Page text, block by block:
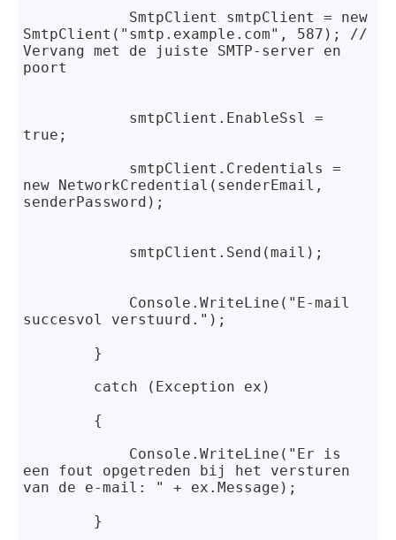
SmtpClient smtpClient = new
SmtpClient("smtp.example.com", 587); //
Vervang met de juiste SMTP-server en
poort
smtpClient.EnableSsl =
true;
new NetworkCredential(senderEmail,
senderPassword);
            smtpClient.Send(mail);
succesvol verstuurd.");
        }
        catch (Exception ex)
{
een fout opgetreden bij het versturen
van de e-mail: " + ex.Message);
        }